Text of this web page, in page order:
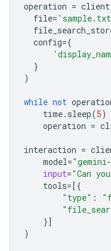
operation = client
file=
config={
}
)
while not
time. sleep(5)
operation =
interaction =
model=
input="Can
tools=[{
"type" :
}]
)